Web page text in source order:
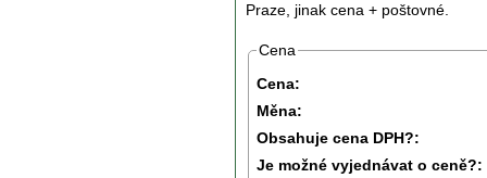
Praze, jinak cena + poštovné.
Cena
Cena:
Měna:
Obsahuje cena DPH?:
Je možné vyjednávat o ceně?: